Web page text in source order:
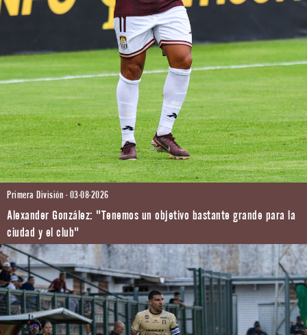
Primera División - 03-08-2026
Alexander González: "Tenemos un objetivo bastante grande para la
ciudad y el club"